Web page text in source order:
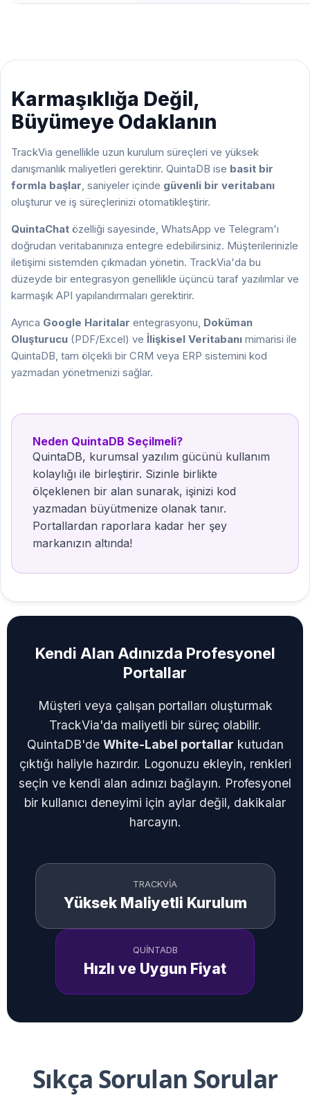
Karmaşıklığa Değil,
Büyümeye Odaklanın
TrackVia genellikle uzun kurulum süreçleri ve yüksek
danışmanlık maliyetleri gerektirir. QuintaDB ise basit bir
formla başlar, saniyeler içinde güvenli bir veritabanı
oluşturur ve iş süreçlerinizi otomatikleştirir.
QuintaChat özelliği sayesinde, WhatsApp ve Telegram'ı
doğrudan veritabanınıza entegre edebilirsiniz. Müşterilerinizle
iletişimi sistemden çıkmadan yönetin. TrackVia'da bu
düzeyde bir entegrasyon genellikle üçüncü taraf yazılımlar ve
karmaşık API yapılandırmaları gerektirir.
Ayrıca Google Haritalar entegrasyonu, Doküman
Oluşturucu (PDF/Excel) ve İlişkisel Veritabanı mimarisi ile
QuintaDB, tam ölçekli bir CRM veya ERP sistemini kod
yazmadan yönetmenizi sağlar.
Neden QuintaDB Seçilmeli?
QuintaDB, kurumsal yazılım gücünü kullanım
kolaylığı ile birleştirir. Sizinle birlikte
ölçeklenen bir alan sunarak, işinizi kod
yazmadan büyütmenize olanak tanır.
Portallardan raporlara kadar her şey
markanızın altında!
Kendi Alan Adınızda Profesyonel
Portallar
Müşteri veya çalışan portalları oluşturmak
TrackVia'da maliyetli bir süreç olabilir.
QuintaDB'de White-Label portallar kutudan
çıktığı haliyle hazırdır. Logonuzu ekleyin, renkleri
seçin ve kendi alan adınızı bağlayın. Profesyonel
bir kullanıcı deneyimi için aylar değil, dakikalar
harcayın.
TRACKVIA
Yüksek Maliyetli Kurulum
QUINTADB
Hızlı ve Uygun Fiyat
Sıkça Sorulan Sorular